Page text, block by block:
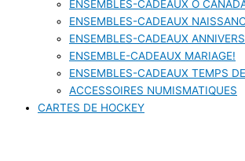
ENSEMBLES-CADEAUX Ô
ENSEMBLES-CADEAUX
ENSEMBLES-CADEAUX
ENSEMBLE-CADEAUX MARIAGE!
ENSEMBLES-CADEAUX TEMPS
ACCESSOIRES NUMISMATIQUES
CARTES DE HOCKEY